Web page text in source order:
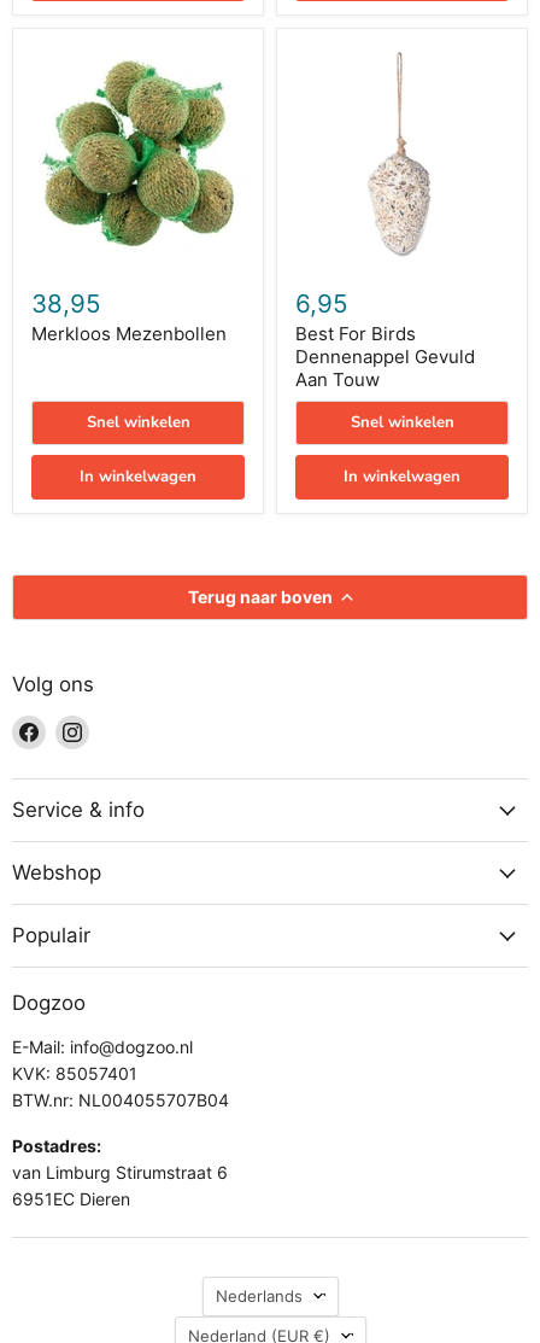
Mezenbollen
38,95
Merkloos Mezenbollen
Snel winkelen
In winkelwagen
6,95
Best For Birds
Dennenappel Gevuld
Aan Touw
Snel winkelen
In winkelwagen
Terug naar boven
Volg ons
Vind
ons
op
Facebook
Vind
op
Instagram
Service & info
Webshop
Populair
Dogzoo
E-Mail: info@dogzoo.nl
KVK: 85057401
BTW.nr: NL004055707B04
Postadres:
van Limburg Stirumstraat 6
6951EC Dieren
Taal
Nederlands
Land
Nederland (EUR €)